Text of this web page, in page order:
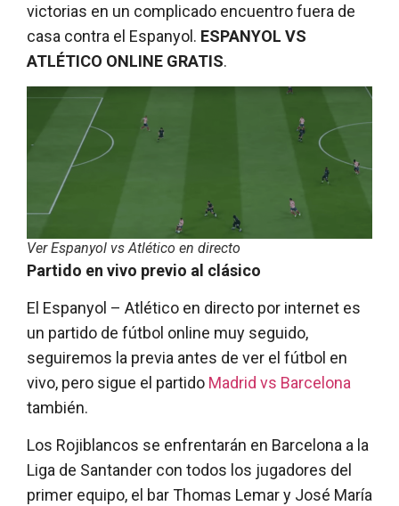
victorias en un complicado encuentro fuera de
casa contra el Espanyol. ESPANYOL VS
ATLÉTICO ONLINE GRATIS.
Ver Espanyol vs Atlético en directo
Partido en vivo previo al clásico
El Espanyol – Atlético en directo por internet es
un partido de fútbol online muy seguido,
seguiremos la previa antes de ver el fútbol en
vivo, pero sigue el partido Madrid vs Barcelona
también.
Los Rojiblancos se enfrentarán en Barcelona a la
Liga de Santander con todos los jugadores del
primer equipo, el bar Thomas Lemar y José María